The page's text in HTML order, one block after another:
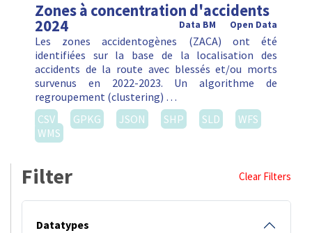
Zones à concentration d'accidents
2024 Open Data
Data BM
Les zones accidentogènes (ZACA) ont été
identifiées sur la base de la localisation des
accidents de la route avec blessés et/ou morts
survenus en 2022-2023. Un algorithme de
regroupement (clustering) …
CSV
GPKG JSON SHP SLD
WFS
WMS
Filter Clear Filters
Datatypes